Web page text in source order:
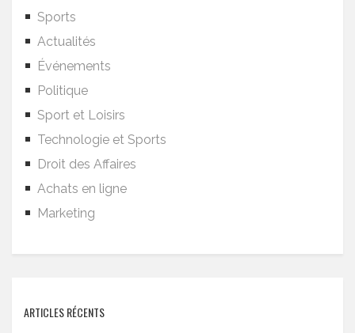
Sports
Actualités
Événements
Politique
Sport et Loisirs
Technologie et Sports
Droit des Affaires
Achats en ligne
Marketing
ARTICLES RÉCENTS